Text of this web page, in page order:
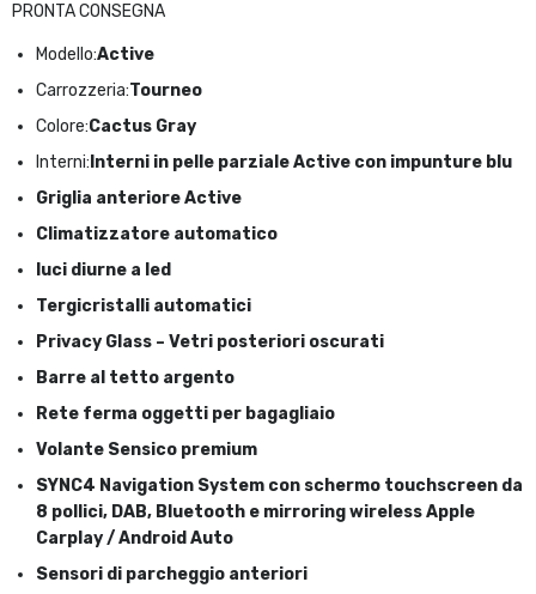
PRONTA CONSEGNA
Modello:Active
Carrozzeria:Tourneo
Colore:Cactus Gray
Interni: Interni in pelle parziale Active con impunture blu
Griglia anteriore Active
Climatizzatore automatico
luci diurne a led
Tergicristalli automatici
Privacy Glass – Vetri posteriori oscurati
Barre al tetto argento
Rete ferma oggetti per bagagliaio
Volante Sensico premium
SYNC4 Navigation System con schermo touchscreen da
8 pollici, DAB, Bluetooth e mirroring wireless Apple
Carplay / Android Auto
Sensori di parcheggio anteriori